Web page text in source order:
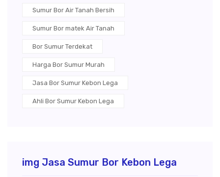
Sumur Bor Air Tanah Bersih
Sumur Bor matek Air Tanah
Bor Sumur Terdekat
Harga Bor Sumur Murah
Jasa Bor Sumur Kebon Lega
Ahli Bor Sumur Kebon Lega
img Jasa Sumur Bor Kebon Lega